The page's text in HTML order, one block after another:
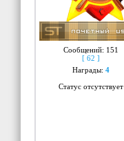
Сообщений: 151
[ 62 ]
Награды: 4
Статус отсутствует